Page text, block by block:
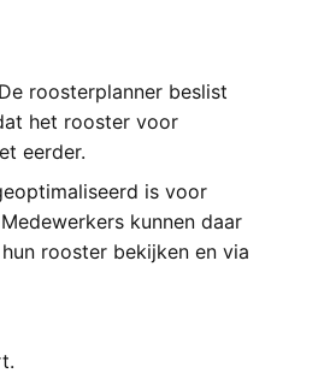
roosterplanner beslist
het rooster voor
eerder.
is voor
kunnen daar
rooster bekijken en via